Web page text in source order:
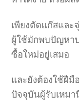
เพียงตัดแก๊สและ
ผู้ใช้มักพบปัญหา
ซื้อใหม่อยู่เสมอ
และยังต้องใช้ฝีมื
ปัจจุบันผู้รับเหม